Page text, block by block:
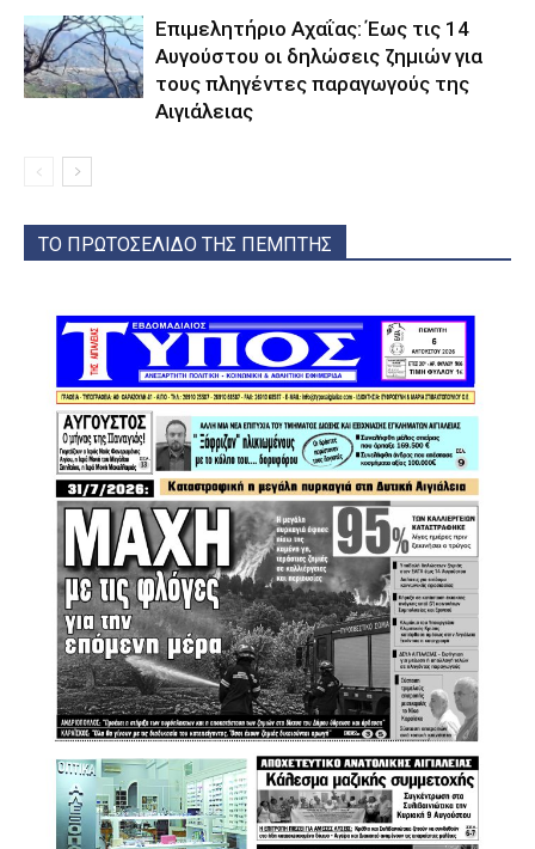
Επιμελητήριο Αχαΐας: Έως τις 14
Αυγούστου οι δηλώσεις ζημιών για
τους πληγέντες παραγωγούς της
Αιγιάλειας
ΤΟ ΠΡΩΤΟΣΕΛΙΔΟ ΤΗΣ ΠΕΜΠΤΗΣ